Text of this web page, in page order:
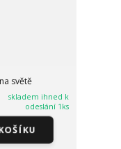
světě
skladem ihned k
odeslání 1ks